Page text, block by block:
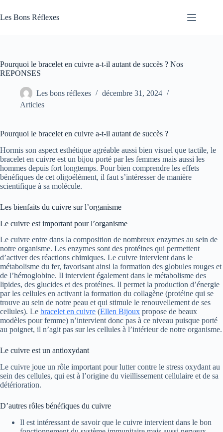
au
contenu
Les Bons Réflexes
Pourquoi le bracelet en cuivre a-t-il autant de succès ? Nos
REPONSES
Les bons réflexes
décembre 31, 2024
Articles
Pourquoi le bracelet en cuivre a-t-il autant de succès ?
Hormis son aspect esthétique agréable aussi bien visuel que tactile, le
bracelet en cuivre est un bijou porté par les femmes mais aussi les
hommes depuis fort longtemps. Pour bien comprendre les effets
bénéfiques de cet oligoélément, il faut s’intéresser de manière
scientifique à sa molécule.
Les bienfaits du cuivre sur l’organisme
Le cuivre est important pour l’organisme
Le cuivre entre dans la composition de nombreux enzymes au sein de
notre organisme. Les enzymes sont des protéines qui permettent
d’activer des réactions chimiques. Le cuivre intervient dans le
métabolisme du fer, favorisant ainsi la formation des globules rouges et
de l’hémoglobine. Il intervient également dans le métabolisme des
lipides, des glucides et des protéines. Il permet la production d’énergie
par les cellules en activant la formation du collagène (protéine qui se
trouve au sein de notre peau et qui stimule le renouvellement de ses
cellules). Le bracelet en cuivre (Ellen Bijoux propose de beaux
modèles pour femme) n’intervient donc pas à ce niveau puisque porté
au poignet, il n’agit pas sur les cellules à l’intérieur de notre organisme.
Le cuivre est un antioxydant
Le cuivre joue un rôle important pour lutter contre le stress oxydant au
sein des cellules, qui est à l’origine du vieillissement cellulaire et de sa
détérioration.
D’autres rôles bénéfiques du cuivre
Il est intéressant de savoir que le cuivre intervient dans le bon